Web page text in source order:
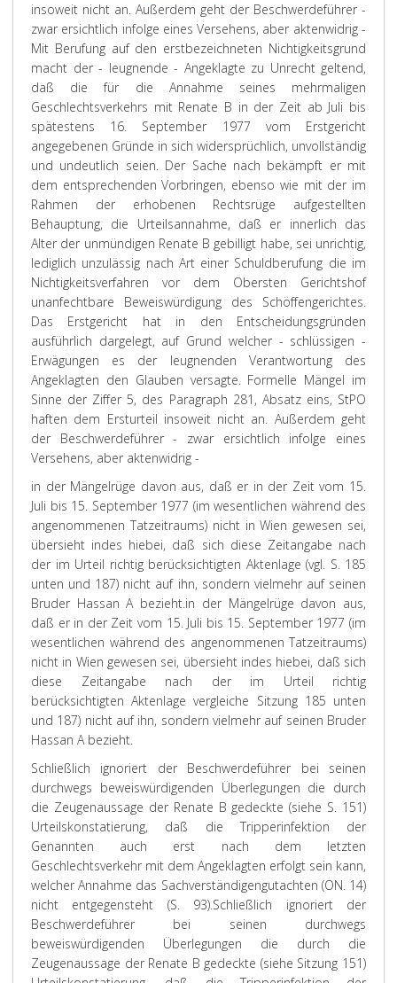
insoweit nicht an. Außerdem geht der Beschwerdeführer -
zwar ersichtlich infolge eines Versehens, aber aktenwidrig -
Mit Berufung auf den erstbezeichneten Nichtigkeitsgrund
macht der - leugnende - Angeklagte zu Unrecht geltend,
daß die für die Annahme seines mehrmaligen
Geschlechtsverkehrs mit Renate B in der Zeit ab Juli bis
spätestens 16. September 1977 vom Erstgericht
angegebenen Gründe in sich widersprüchlich, unvollständig
und undeutlich seien. Der Sache nach bekämpft er mit
dem entsprechenden Vorbringen, ebenso wie mit der im
Rahmen der erhobenen Rechtsrüge aufgestellten
Behauptung, die Urteilsannahme, daß er innerlich das
Alter der unmündigen Renate B gebilligt habe, sei unrichtig,
lediglich unzulässig nach Art einer Schuldberufung die im
Nichtigkeitsverfahren vor dem Obersten Gerichtshof
unanfechtbare Beweiswürdigung des Schöffengerichtes.
Das Erstgericht hat in den Entscheidungsgründen
ausführlich dargelegt, auf Grund welcher - schlüssigen -
Erwägungen es der leugnenden Verantwortung des
Angeklagten den Glauben versagte. Formelle Mängel im
Sinne der Ziffer 5, des Paragraph 281, Absatz eins, StPO
haften dem Ersturteil insoweit nicht an. Außerdem geht
der Beschwerdeführer - zwar ersichtlich infolge eines
Versehens, aber aktenwidrig -
in der Mängelrüge davon aus, daß er in der Zeit vom 15.
Juli bis 15. September 1977 (im wesentlichen während des
angenommenen Tatzeitraums) nicht in Wien gewesen sei,
übersieht indes hiebei, daß sich diese Zeitangabe nach
der im Urteil richtig berücksichtigten Aktenlage (vgl. S. 185
unten und 187) nicht auf ihn, sondern vielmehr auf seinen
Bruder Hassan A bezieht.in der Mängelrüge davon aus,
daß er in der Zeit vom 15. Juli bis 15. September 1977 (im
wesentlichen während des angenommenen Tatzeitraums)
nicht in Wien gewesen sei, übersieht indes hiebei, daß sich
diese Zeitangabe nach der im Urteil richtig
berücksichtigten Aktenlage vergleiche Sitzung 185 unten
und 187) nicht auf ihn, sondern vielmehr auf seinen Bruder
Hassan A bezieht.
Schließlich ignoriert der Beschwerdeführer bei seinen
durchwegs beweiswürdigenden Überlegungen die durch
die Zeugenaussage der Renate B gedeckte (siehe S. 151)
Urteilskonstatierung, daß die Tripperinfektion der
Genannten auch erst nach dem letzten
Geschlechtsverkehr mit dem Angeklagten erfolgt sein kann,
welcher Annahme das Sachverständigengutachten (ON. 14)
nicht entgegensteht (S. 93).Schließlich ignoriert der
Beschwerdeführer bei seinen durchwegs
beweiswürdigenden Überlegungen die durch die
Zeugenaussage der Renate B gedeckte (siehe Sitzung 151)